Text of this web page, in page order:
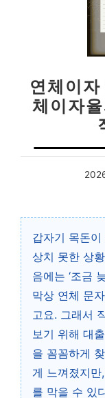
연체이
체이자
갑자기 목돈
상치 못한 상
음에는 ‘조금
막상 연체 문
고요. 그래서
보기 위해 대
을 꼼꼼하게
게 느껴졌지
를 막을 수 있